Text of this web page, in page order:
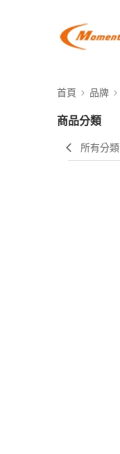
首頁 品牌
商品分類
所有分類